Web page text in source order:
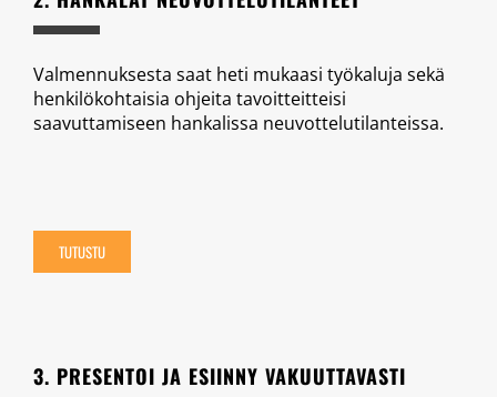
Valmennuksesta saat heti mukaasi työkaluja sekä
henkilökohtaisia ohjeita tavoitteitteisi
saavuttamiseen hankalissa neuvottelutilanteissa.
TUTUSTU
3. PRESENTOI JA ESIINNY VAKUUTTAVASTI